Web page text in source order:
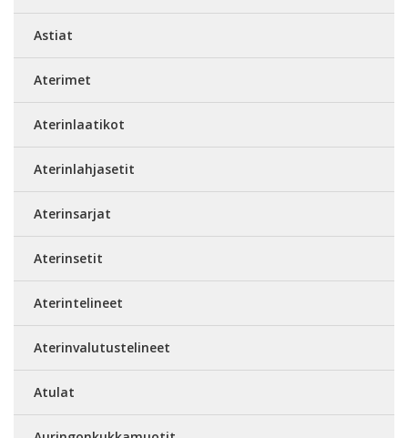
Astiat
Aterimet
Aterinlaatikot
Aterinlahjasetit
Aterinsarjat
Aterinsetit
Aterintelineet
Aterinvalutustelineet
Atulat